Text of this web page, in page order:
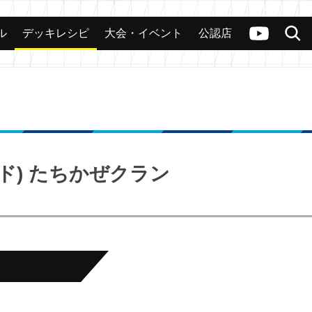
ヴァンガードch
検索
カード 大会 公認店舗 その他
デッキレシピ 大会・イベント 公認店
) たちかぜクラン